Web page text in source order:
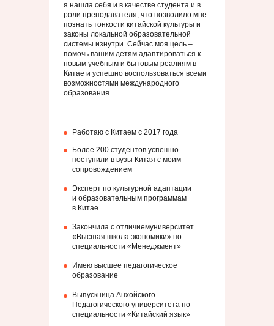
я нашла себя и в качестве студента и в
роли преподавателя, что позволило мне
познать тонкости китайской культуры и
законы локальной образовательной
системы изнутри. Сейчас моя цель –
помочь вашим детям адаптироваться к
новым учебным и бытовым реалиям в
Китае и успешно воспользоваться всеми
возможностями международного
образования.
Работаю с Китаем с 2017 года
Закончила с отличиемуниверситет
«Высшая школа экономики» по
специальности «Менеджмент»
Более 200 студентов успешно
поступили в вузы Китая с моим
сопровождением
Эксперт по культурной адаптации
и образовательным программам
в Китае
Имею высшее педагогическое
образование
Выпускница Анхойского
Педагогического университета по
специальности «Китайский язык»